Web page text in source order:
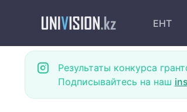
ЕНТ
Результаты конкурса
Подписывайтесь на наш